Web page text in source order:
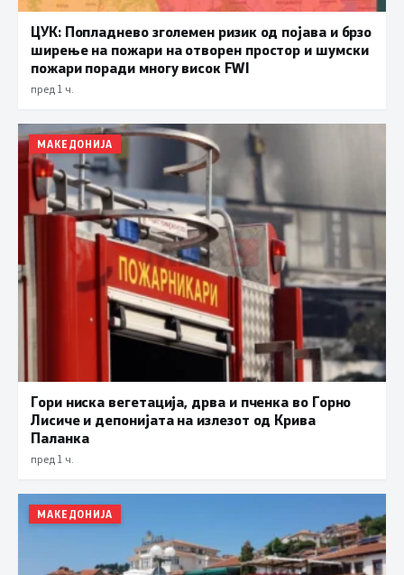
ЦУК: Попладнево зголемен ризик од појава и брзо
ширење на пожари на отворен простор и шумски
пожари поради многу висок FWI
пред 1 ч.
МАКЕДОНИЈА
Гори ниска вегетација, дрва и пченка во Горно
Лисиче и депонијата на излезот од Крива
Паланка
пред 1 ч.
МАКЕДОНИЈА